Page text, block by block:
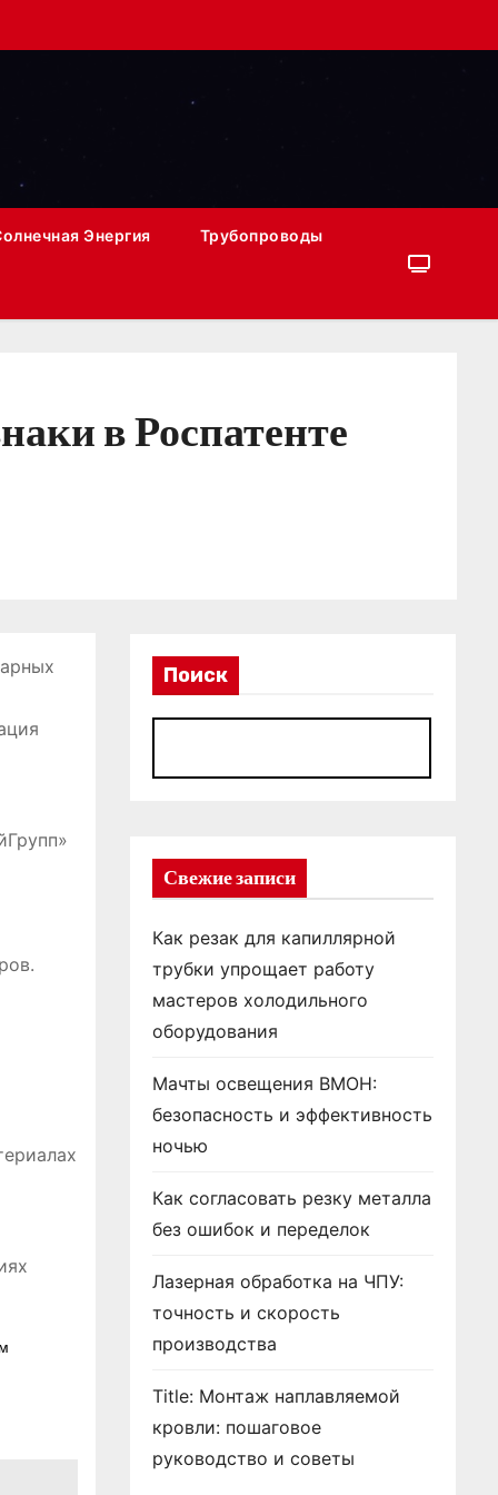
Энергия Трубопроводы
в Роспатенте
Поиск
Свежие записи
Как резак для капиллярной
трубки упрощает работу
мастеров холодильного
оборудования
Мачты освещения ВМОН:
безопасность и эффективность
ночью
Как согласовать резку металла
без ошибок и переделок
Лазерная обработка на ЧПУ:
точность и скорость
производства
Title: Монтаж наплавляемой
кровли: пошаговое
руководство и советы